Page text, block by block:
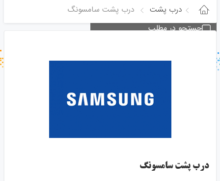
جستجو - تماس ها
جستجو در مطلب
درب پشت درب پشت سامسونگ
درب پشت سامسونگ